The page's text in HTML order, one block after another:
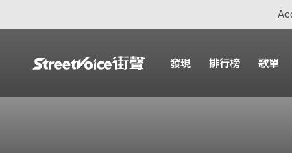
發現 排行榜 歌單